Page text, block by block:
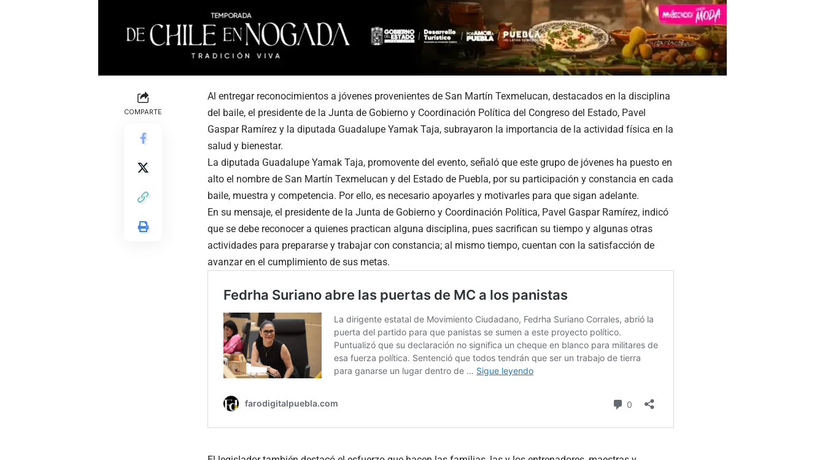
COMPARTE
Al entregar reconocimientos a jóvenes provenientes de San Martín Texmelucan, destacados en la disciplina
del baile, el presidente de la Junta de Gobierno y Coordinación Política del Congreso del Estado, Pavel
Gaspar Ramírez y la diputada Guadalupe Yamak Taja, subrayaron la importancia de la actividad física en la
salud y bienestar.
La diputada Guadalupe Yamak Taja, promovente del evento, señaló que este grupo de jóvenes ha puesto en
alto el nombre de San Martín Texmelucan y del Estado de Puebla, por su participación y constancia en cada
baile, muestra y competencia. Por ello, es necesario apoyarles y motivarles para que sigan adelante.
En su mensaje, el presidente de la Junta de Gobierno y Coordinación Política, Pavel Gaspar Ramírez, indicó
que se debe reconocer a quienes practican alguna disciplina, pues sacrifican su tiempo y algunas otras
actividades para prepararse y trabajar con constancia; al mismo tiempo, cuentan con la satisfacción de
avanzar en el cumplimiento de sus metas.